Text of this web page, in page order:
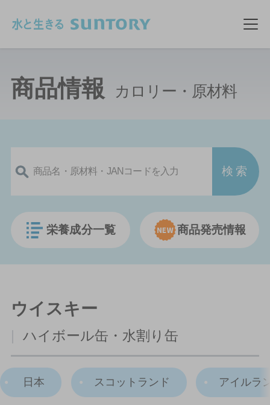
メ
商品情報 カロリー・原材料
栄養成分一覧 商品発売情報
ウイスキー
ハイボール缶・水割り缶
日本 スコットランド アイルラ